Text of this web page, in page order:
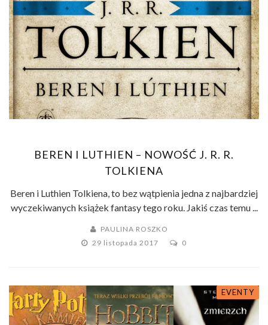
BEREN I LUTHIEN – NOWOŚĆ J. R. R.
TOLKIENA
Beren i Luthien Tolkiena, to bez wątpienia jedna z najbardziej
wyczekiwanych książek fantasy tego roku. Jakiś czas temu ...
PAULINA ROSZKO
29 listopada 2017
0
EVENTY